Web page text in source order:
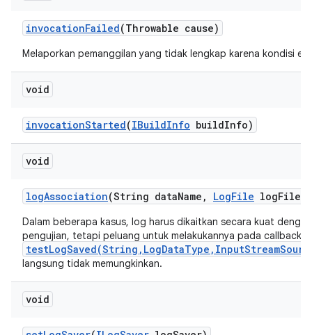
invocationFailed(Throwable cause)
Melaporkan pemanggilan yang tidak lengkap karena kondisi
void
invocationStarted(IBuildInfo buildInfo)
void
logAssociation(String dataName , LogFile logFile)
Dalam beberapa kasus, log harus dikaitkan secara kuat
pengujian, tetapi peluang untuk melakukannya pada callback
langsung tidak memungkinkan.
void